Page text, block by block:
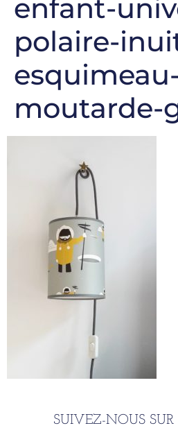
enfant-
polaire-
esquimeau-
moutarde-
SUIVEZ-NOUS